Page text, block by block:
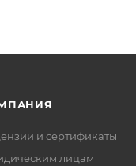
и сертификаты
лицам